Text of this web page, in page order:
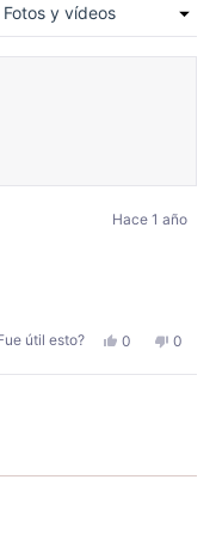
Hace 1 año
útil esto?
Sí,
0
personas
No,
0